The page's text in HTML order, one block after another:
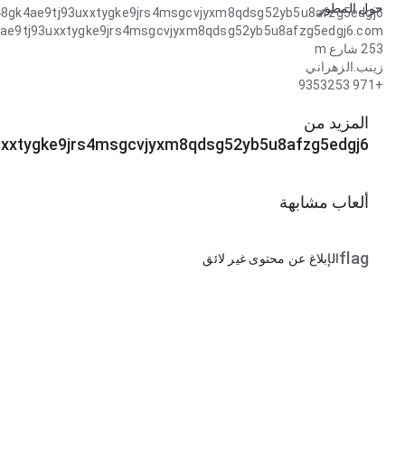
حول المطور
253 شارع m
زينب.الزهراني
+971 9353253
المزيد من
ألعاب مشابهة
flagالإبلاغ عن محتوى غير لائق